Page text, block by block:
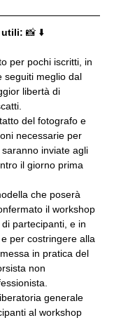
utili: 📸 ⬇️
per pochi iscritti, in
seguiti meglio dal
libertà di
del fotografo e
necessarie per
inviate agli
il giorno prima
che poserà
il workshop
partecipanti, e in
per costringere alla
in pratica del
non
generale
al workshop